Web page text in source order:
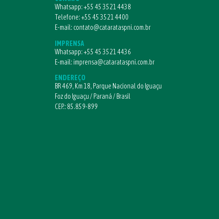
Whatsapp:+55 45 3521 4438
Telefone:+55 45 3521 4400
E-mail: contato@catarataspni.com.br
IMPRENSA
Whatsapp:+55 45 3521 4436
E-mail: imprensa@catarataspni.com.br
ENDEREÇO
BR 469, Km 18, Parque Nacional do Iguaçu
Foz do Iguaçu / Paraná / Brasil
CEP.: 85.859-899